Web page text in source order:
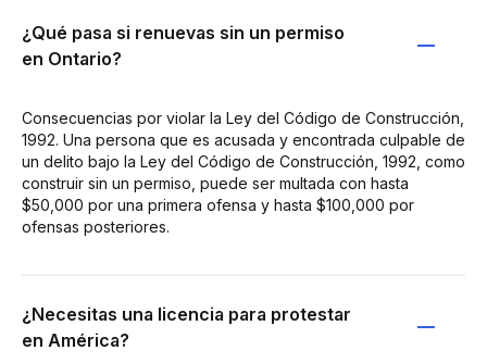
¿Qué pasa si renuevas sin un permiso
en Ontario?
Consecuencias por violar la Ley del Código de Construcción,
1992. Una persona que es acusada y encontrada culpable de
un delito bajo la Ley del Código de Construcción, 1992, como
construir sin un permiso, puede ser multada con hasta
$50,000 por una primera ofensa y hasta $100,000 por
ofensas posteriores.
¿Necesitas una licencia para protestar
en América?